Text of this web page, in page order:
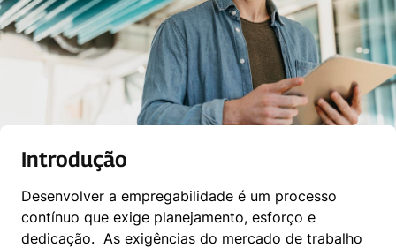
Introdução
Desenvolver a empregabilidade é um processo
contínuo que exige planejamento, esforço e
dedicação.  As exigências do mercado de trabalho